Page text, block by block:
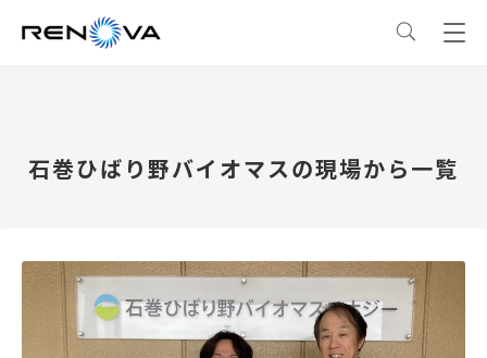
事業情報トップ
レノバの強み
企業情報
会社概要・アクセス
サステナビリティトップ
ニュース
石巻ひばり野バイオマスの現場から一覧